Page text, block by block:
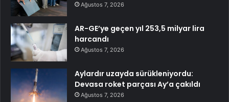
Ağustos 7, 2026
AR-GE’ye geçen yıl 253,5 milyar lira
harcandı
Ağustos 7, 2026
Aylardır uzayda sürükleniyordu:
Devasa roket parçası Ay’a çakıldı
Ağustos 7, 2026